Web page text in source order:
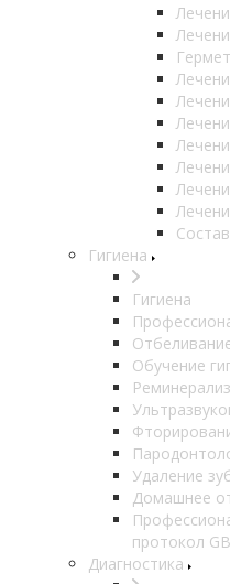
Гигиена
Гигиена
Обучение
Удаление
Домашнее
протокол
Диагностика